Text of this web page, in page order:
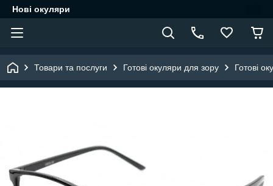
Нові окуляри
Товари та послуги Готові окуляри для зору Готові